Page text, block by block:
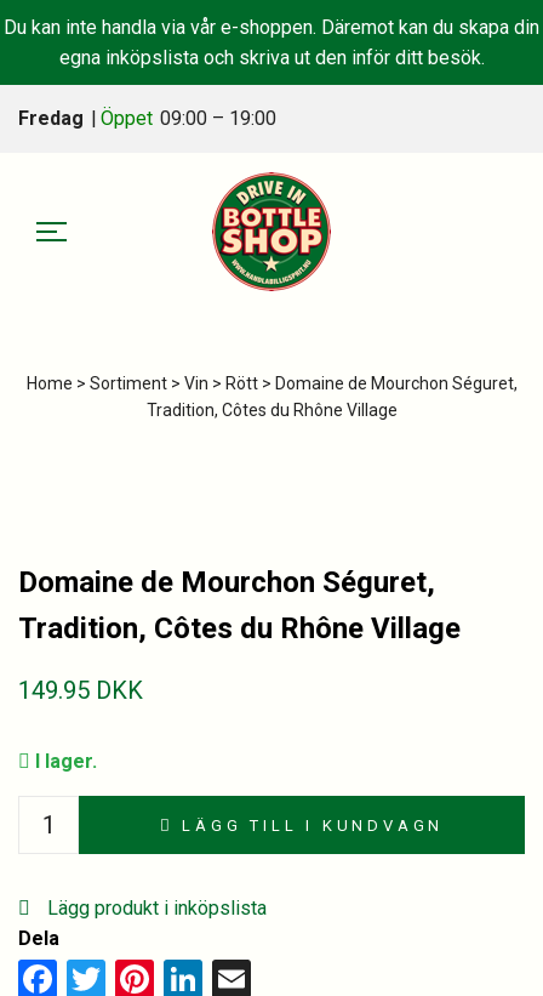
Du kan inte handla via vår e-shoppen. Däremot kan du skapa din
egna inköpslista och skriva ut den inför ditt besök.
Fredag | Öppet 09:00 – 19:00
Home > Sortiment> Vin > Rött> Domaine de Mourchon Séguret,
Tradition, Côtes du Rhône Village
Domaine de Mourchon Séguret,
Tradition, Côtes du Rhône Village
149.95 DKK
I lager.
Domaine
Séguret,
Tradition,
Côtes
LÄGG TILL I KUNDVAGN
Lägg produkt i inköpslista
Dela
Facebook
TwitterPinterest
LinkedIn